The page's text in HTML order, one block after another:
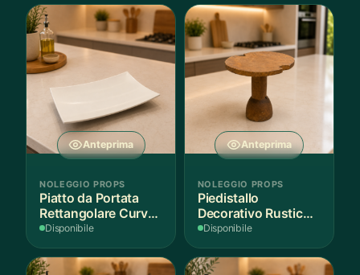
Anteprima
NOLEGGIO PROPS
Piatto da Portata
Rettangolare Curvo
Bianco
Disponibile
Anteprima
NOLEGGIO PROPS
Piedistallo
Decorativo Rustico
in Legno
Disponibile